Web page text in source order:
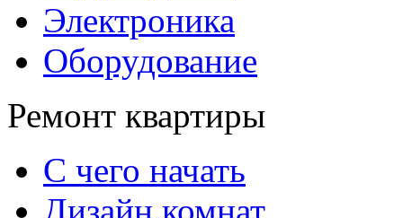
Электроника
Оборудование
Ремонт квартиры
С чего начать